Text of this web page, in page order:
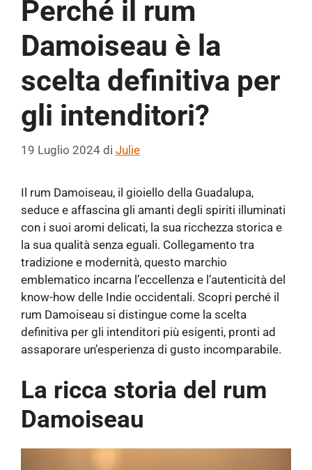
Perché il rum
Damoiseau è la
scelta definitiva per
gli intenditori?
19 Luglio 2024 di Julie
Il rum Damoiseau, il gioiello della Guadalupa,
seduce e affascina gli amanti degli spiriti illuminati
con i suoi aromi delicati, la sua ricchezza storica e
la sua qualità senza eguali. Collegamento tra
tradizione e modernità, questo marchio
emblematico incarna l’eccellenza e l’autenticità del
know-how delle Indie occidentali. Scopri perché il
rum Damoiseau si distingue come la scelta
definitiva per gli intenditori più esigenti, pronti ad
assaporare un’esperienza di gusto incomparabile.
La ricca storia del rum
Damoiseau